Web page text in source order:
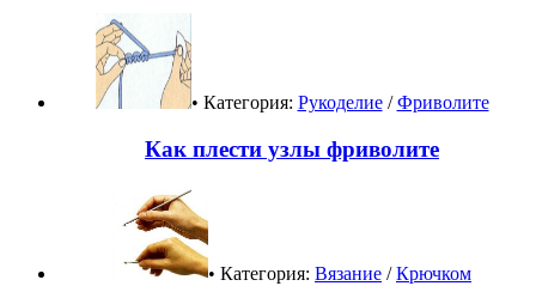
• Категория: Рукоделие/Фриволите
Как плести узлы фриволите
• Категория: Вязание /Крючком